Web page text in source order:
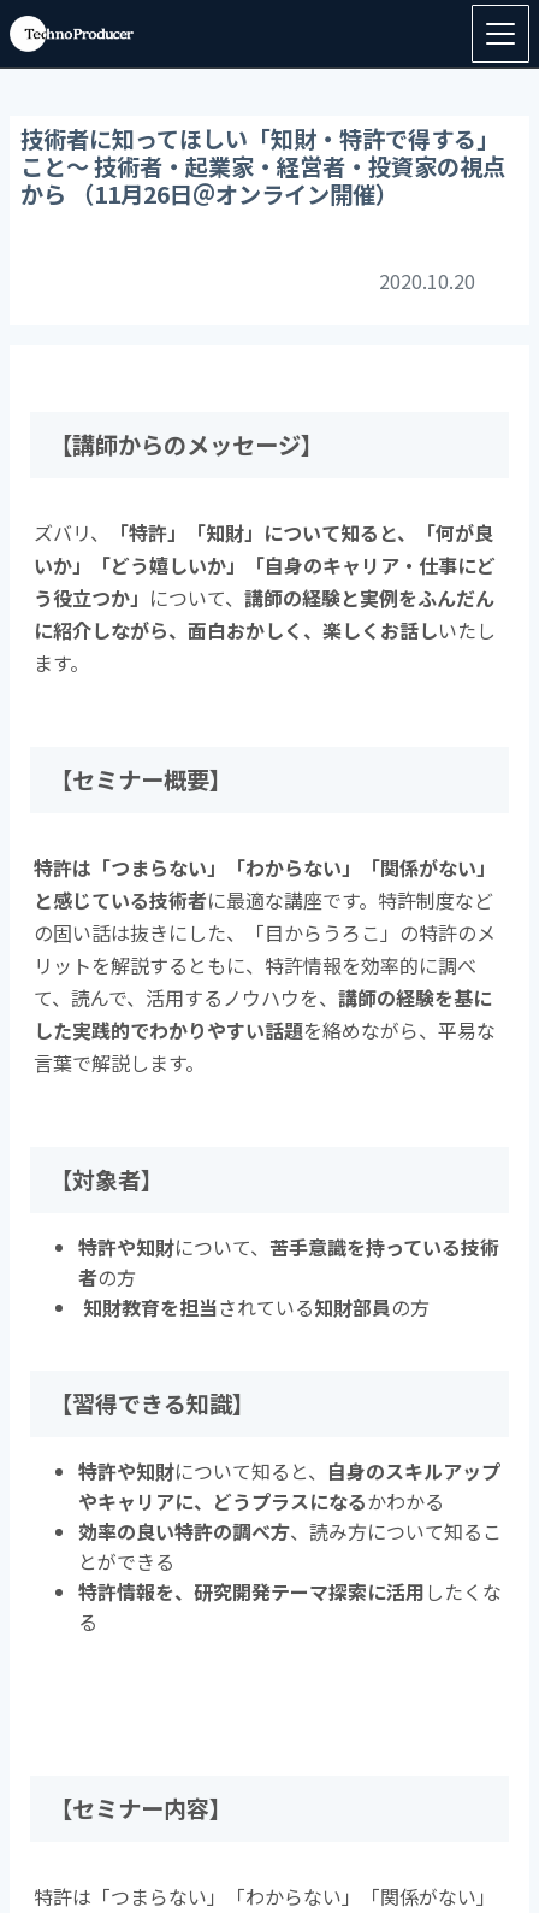
技術者に知ってほしい「知財・特許で得する」
こと～ 技術者・起業家・経営者・投資家の視点
から （11月26日＠オンライン開催）
2020.10.20
【講師からのメッセージ】
ズバリ、
「特許」「知財」について知ると、「何が良
いか」「どう嬉しいか」「自身のキャリア・仕事にど
う役立つか」 について、講師の経験と実例をふんだん
に紹介しながら、面白おかしく、楽しくお話しいたし
ます。
【セミナー概要】
特許は「つまらない」「わからない」「関係がない」
と感じている技術者に最適な講座です。特許制度など
の固い話は抜きにした、「目からうろこ」の特許のメ
リットを解説するともに、特許情報を効率的に調べ
て、読んで、活用するノウハウを、講師の経験を基に
した実践的でわかりやすい話題を絡めながら、平易な
言葉で解説します。
【対象者】
特許や知財について、 苦手意識を持っている技術
者の方
知財教育を担当されている知財部員の方
【習得できる知識】
特許や知財について知ると、 自身のスキルアップ
やキャリアに、どうプラスになるかわかる
効率の良い特許の調べ方、読み方について知るこ
とができる
特許情報を、研究開発テーマ探索に活用 したくな
る
【セミナー内容】
特許は「つまらない」「わからない」「関係がない」